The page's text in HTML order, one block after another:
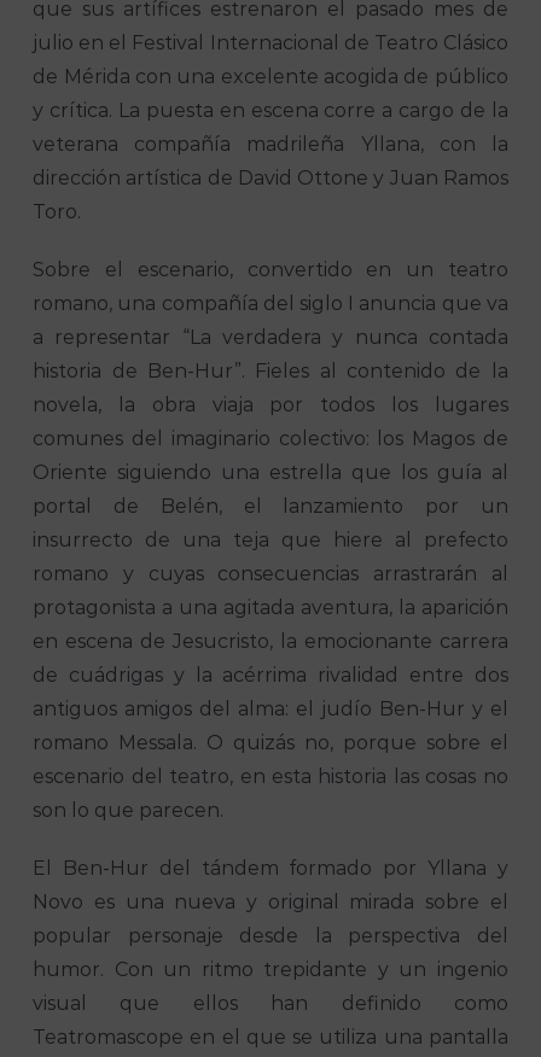
que sus artífices estrenaron el pasado mes de
julio en el Festival Internacional de Teatro Clásico
de Mérida con una excelente acogida de público
y crítica. La puesta en escena corre a cargo de la
veterana compañía madrileña Yllana, con la
dirección artística de David Ottone y Juan Ramos
Toro.
Sobre el escenario, convertido en un teatro
romano, una compañía del siglo I anuncia que va
a representar “La verdadera y nunca contada
historia de Ben-Hur”. Fieles al contenido de la
novela, la obra viaja por todos los lugares
comunes del imaginario colectivo: los Magos de
Oriente siguiendo una estrella que los guía al
portal de Belén, el lanzamiento por un
insurrecto de una teja que hiere al prefecto
romano y cuyas consecuencias arrastrarán al
protagonista a una agitada aventura, la aparición
en escena de Jesucristo, la emocionante carrera
de cuádrigas y la acérrima rivalidad entre dos
antiguos amigos del alma: el judío Ben-Hur y el
romano Messala. O quizás no, porque sobre el
escenario del teatro, en esta historia las cosas no
son lo que parecen.
El Ben-Hur del tándem formado por Yllana y
Novo es una nueva y original mirada sobre el
popular personaje desde la perspectiva del
humor. Con un ritmo trepidante y un ingenio
visual que ellos han definido como
Teatromascope en el que se utiliza una pantalla